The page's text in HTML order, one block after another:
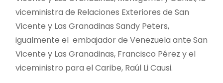
viceministra de Relaciones Exteriores de San
Vicente y Las Granadinas Sandy Peters,
igualmente el embajador de Venezuela ante San
Vicente y Las Granadinas, Francisco Pérez y el
viceministro para el Caribe, Raúl Li Causi.